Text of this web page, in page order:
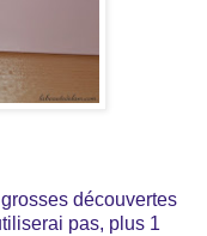
découvertes
pas, plus 1